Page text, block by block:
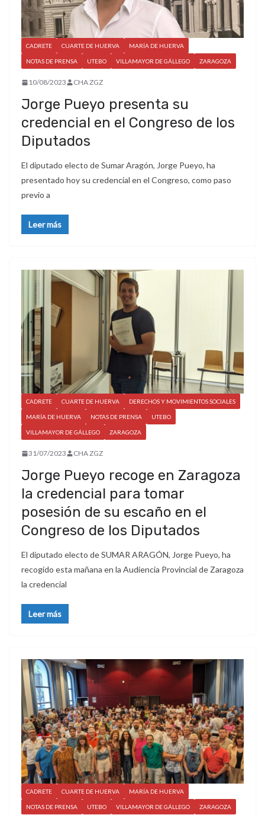
CADRETE CUARTE DE HUERVA MARÍA DE HUERVA
NOTAS DE PRENSA UTEBO VILLAMAYOR DE GÁLLEGO ZARAGOZA
10/08/2023 CHA ZGZ
Jorge Pueyo presenta su
credencial en el Congreso de los
Diputados
El diputado electo de Sumar Aragón, Jorge Pueyo, ha
presentado hoy su credencial en el Congreso, como paso
previo a
Leer más
CADRETE CUARTE DE HUERVA DERECHOS Y MOVIMIENTOS SOCIALES
MARÍA DE HUERVA NOTAS DE PRENSA UTEBO
VILLAMAYOR DE GÁLLEGO ZARAGOZA
31/07/2023 CHA ZGZ
Jorge Pueyo recoge en Zaragoza
la credencial para tomar
posesión de su escaño en el
Congreso de los Diputados
El diputado electo de SUMAR ARAGÓN, Jorge Pueyo, ha
recogido esta mañana en la Audiencia Provincial de Zaragoza
la credencial
Leer más
CADRETE CUARTE DE HUERVA MARÍA DE HUERVA
NOTAS DE PRENSA UTEBO VILLAMAYOR DE GÁLLEGO ZARAGOZA